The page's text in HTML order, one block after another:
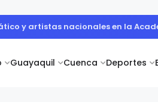
Guayaquil Cuenca Deportes
y evidencia cómo la